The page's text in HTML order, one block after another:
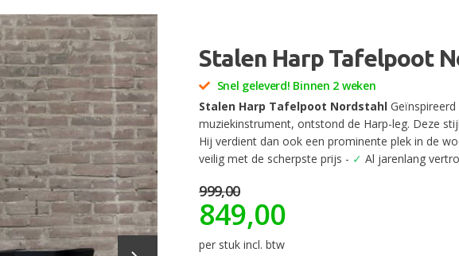
Stalen Harp Tafelpoot
Snel geleverd! Binnen 2 weken
Stalen Harp Tafelpoot Nordstahl
muziekinstrument, ontstond de Harp-leg. Deze
Hij verdient dan ook een prominente plek in de
veilig met de scherpste prijs - ✓ Al jarenlang
999,00
849,00
per stuk incl. btw